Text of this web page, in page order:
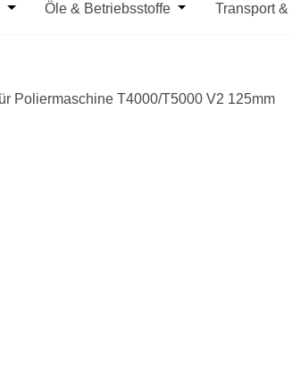
Öffne oder Schließe das Dropdown der
Öle & Betriebsstoffe Öffne oderTransport